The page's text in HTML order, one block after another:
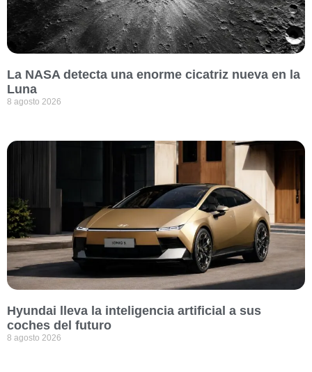
La NASA detecta una enorme cicatriz nueva en la
Luna
8 agosto 2026
Hyundai lleva la inteligencia artificial a sus
coches del futuro
8 agosto 2026